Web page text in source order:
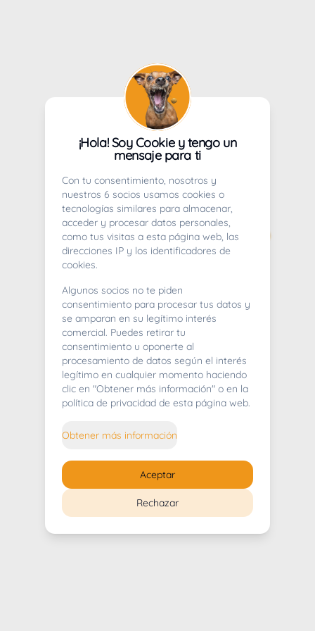
404
Whoops! Lo sentimos mucho.
¡Hola! Soy Cookie y tengo un
mensaje para ti
Con tu consentimiento, nosotros y
nuestros 6 socios usamos cookies o
tecnologías similares para almacenar,
acceder y procesar datos personales,
como tus visitas a esta página web, las
direcciones IP y los identificadores de
cookies.
Algunos socios no te piden
consentimiento para procesar tus datos y
se amparan en su legítimo interés
comercial. Puedes retirar tu
consentimiento u oponerte al
procesamiento de datos según el interés
legítimo en cualquier momento haciendo
clic en "Obtener más información" o en la
política de privacidad de esta página web.
Obtener más información
Rechazar
Aceptar